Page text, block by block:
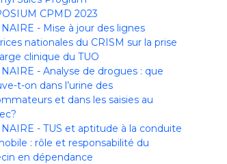
CPMD 2023
- Mise à jour des lignes
nationales du CRISM sur la prise
clinique du TUO
- Analyse de drogues : que
t-on dans l’urine des
et dans les saisies au
- TUS et aptitude à la conduite
: rôle et responsabilité du
en dépendance